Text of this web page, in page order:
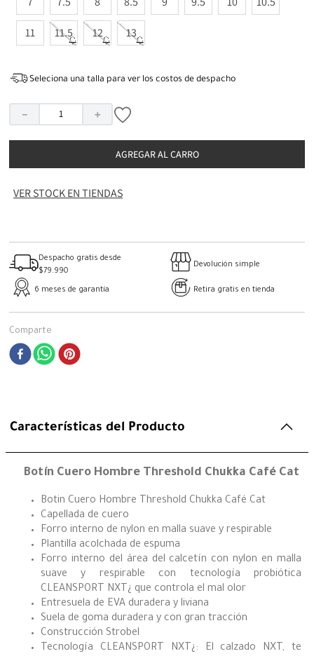
11 11.5 12 13
Seleciona una talla para ver los costos de despacho
＋
－
AGREGAR AL CARRO
VER STOCK EN TIENDAS
Despacho gratis desde
$79.990
Devolución simple
6 meses de garantía Retira gratis en tienda
Comparte
Características del Producto
Botín Cuero Hombre Threshold Chukka Café Cat
Botin Cuero Hombre Threshold Chukka Café Cat
Capellada de cuero
Forro interno de nylon en malla suave y respirable
Plantilla acolchada de espuma
Forro interno del área del calcetín con nylon en malla
suave y respirable con tecnología probiótica
CLEANSPORT NXT¿ que controla el mal olor
Entresuela de EVA duradera y liviana
Suela de goma duradera y con gran tracción
Construcción Strobel
Tecnología CLEANSPORT NXT¿: El calzado NXT, te